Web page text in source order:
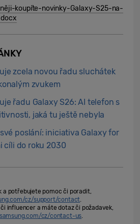
koupíte-novinky-Galaxy-S25-na-
zcela novou řadu sluchátek
zvukem
řadu Galaxy S26: AI telefon s
jaká tu ještě nebyla
poslání: iniciativa Galaxy for
cíli do roku 2030
a potřebujete pomoc či poradit,
cz/support/contact
influencer a máte dotaz či požadavek,
cz/contact-us